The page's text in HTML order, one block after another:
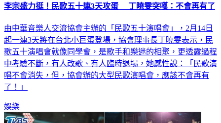
李宗盛力挺！民歌五十連3天攻蛋 丁曉雯突嘆：不會再有了
由中華音樂人交流協會主辦的「民歌五十演唱會」，2月14日
起一連3天將在台北小巨蛋登場，協會理事長丁曉雯表示，民
歌五十演唱會就像同學會，是歌手和樂迷的相聚，更透露過程
中考驗不斷，有人改歌、有人臨時退場，她感性說：「民歌演
唱不會消失，但，協會辦的大型民歌演唱會，應該不會再有
了！」
娛樂